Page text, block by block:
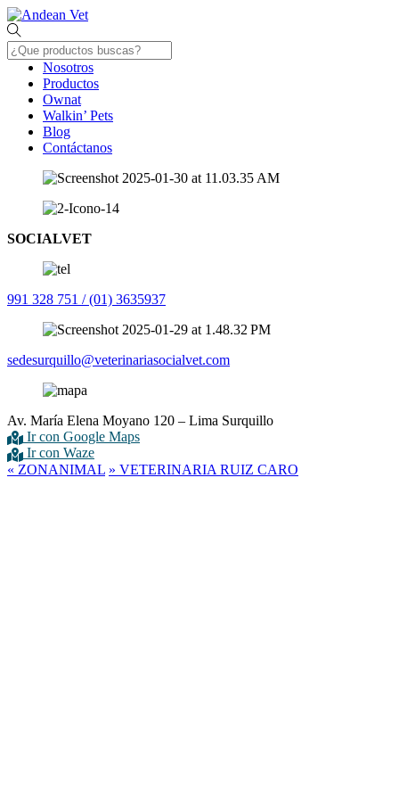
Skip
to
content
Menu
Nosotros
Productos
Ownat
Walkin’ Pets
Blog
Contáctanos
SOCIALVET
991 328 751 / (01) 3635937
sedesurquillo@veterinariasocialvet.com
Av. María Elena Moyano 120 – Lima Surquillo
Ir con Google Maps
Ir con Waze
« ZONANIMAL » VETERINARIA RUIZ CARO